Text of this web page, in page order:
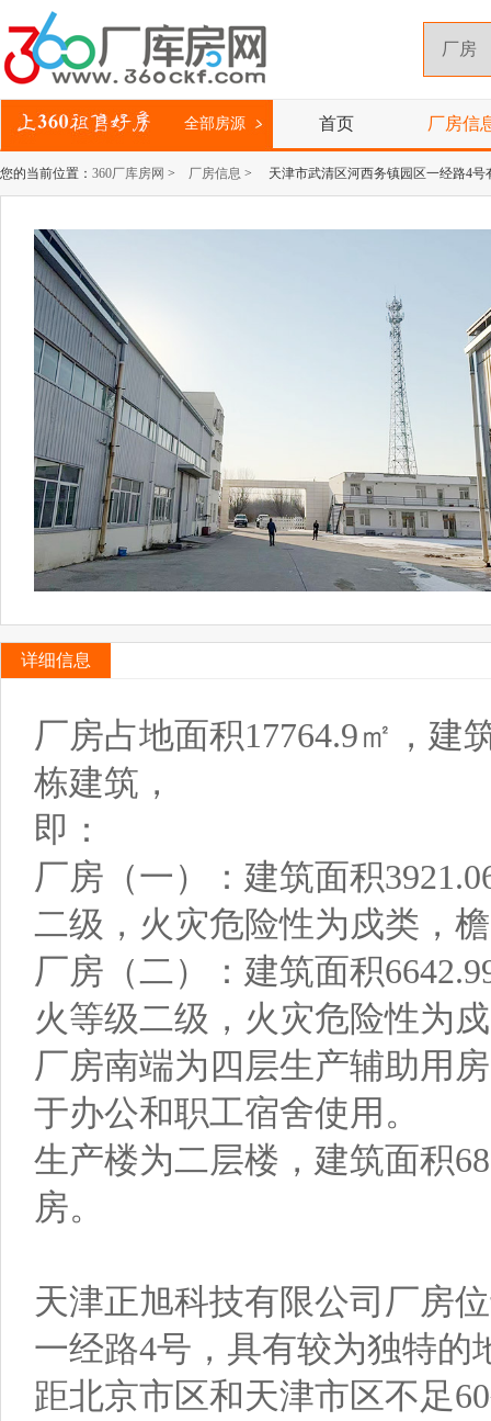
全部房源 首页 厂房信
您的当前位置： 360厂库房网 > 厂房信息 > 天津市武清区河西务镇园区一经路4号
详细信息
厂房占地面积17764.9㎡，建
栋建筑，
即：
厂房（一）：建筑面积
二级，火灾危险性为戍类，
厂房（二）：建筑面积
火等级二级，火灾危险性为
厂房南端为四层生产辅助用
于办公和职工宿舍使用。
生产楼为二层楼，建筑面积
房。
天津正旭科技有限公司厂房
一经路4号，具有较为独特的
距北京市区和天津市区不足